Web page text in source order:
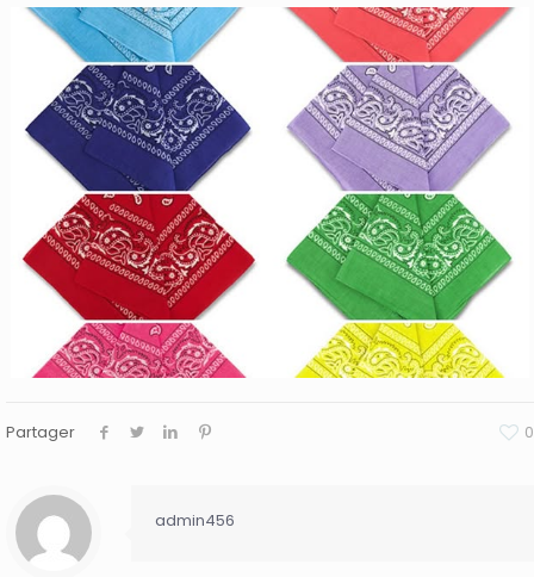
Partager 0
admin456